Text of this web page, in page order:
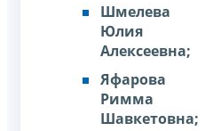
Шмелева
Юлия
Алексеевна;
Яфарова
Римма
Шавкетовна;